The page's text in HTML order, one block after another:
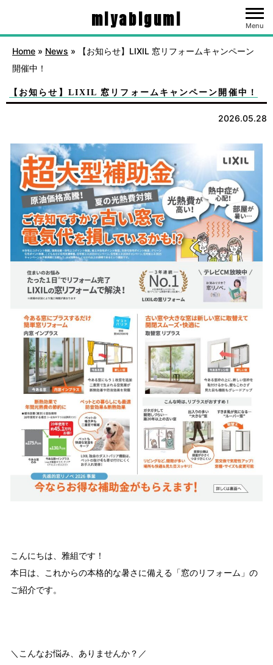
miyabigumi Menu
Home » News »
【お知らせ】LIXIL 窓リフォームキャンペーン
開催中！
【お知らせ】LIXIL 窓リフォームキャンペーン開催中！
2026.05.28
こんにちは、雅組です！
本日は、これからの本格的な暑さに備える「窓のリフォーム」の
ご紹介です。
＼こんなお悩み、ありませんか？／